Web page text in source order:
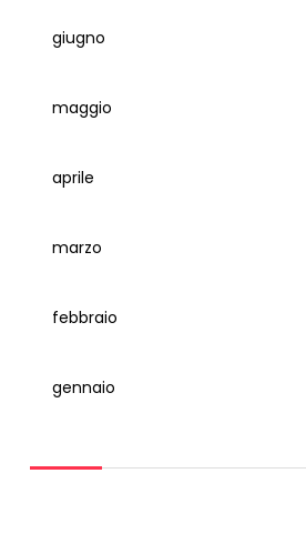
giugno
maggio
aprile
marzo
febbraio
gennaio